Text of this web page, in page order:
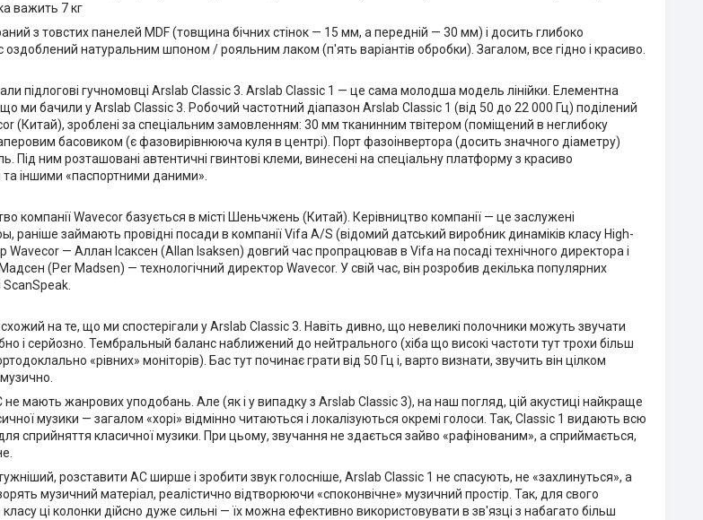
важить 7 кг
з товстих панелей MDF (товщина бічних стінок — 15 мм, а передній — 30 мм) і досить глибоко
натуральним шпоном / рояльним лаком (п'ять варіантів обробки). Загалом, все гідно і красиво.
підлогові гучномовці Arslab Classic 3. Arslab Classic 1 — це сама молодша модель лінійки. Елементна
ми бачили у Arslab Classic 3. Робочий частотний діапазон Arslab Classic 1 (від 50 до 22 000 Гц) поділений
(Китай), зроблені за спеціальним замовленням: 30 мм тканинним твітером (поміщений в неглибоку
басовиком (є фазовирівнююча куля в центрі). Порт фазоінвертора (досить значного діаметру)
Під ним розташовані автентичні гвинтові клеми, винесені на спеціальну платформу з красиво
іншими «паспортними даними».
компанії Wavecor базується в місті Шеньчжень (Китай). Керівництво компанії — це заслужені
раніше займають провідні посади в компанії Vifa A/S (відомий датський виробник динаміків класу High-
Wavecor — Аллан Ісаксен (Allan Isaksen) довгий час пропрацював в Vifa на посаді технічного директора і
(Per Madsen) — технологічний директор Wavecor. У свій час, він розробив декілька популярних
на те, що ми спостерігали у Arslab Classic 3. Навіть дивно, що невеликі полочники можуть звучати
і серйозно. Тембральный баланс наближений до нейтрального (хіба що високі частоти тут трохи більш
«рівних» моніторів). Бас тут починає грати від 50 Гц і, варто визнати, звучить він цілком
мають жанрових уподобань. Але (як і у випадку з Arslab Classic 3), на наш погляд, цій акустиці найкраще
музики — загалом «хорі» відмінно читаються і локалізуються окремі голоси. Так, Classic 1 видають всю
сприйняття класичної музики. При цьому, звучання не здається зайво «рафінованим», а сприймається,
розставити АС ширше і зробити звук голосніше, Arslab Classic 1 не спасують, не «захлинуться», а
музичний матеріал, реалістично відтворюючи «споконвічне» музичний простір. Так, для свого
ці колонки дійсно дуже сильні — їх можна ефективно використовувати в зв'язці з набагато більш